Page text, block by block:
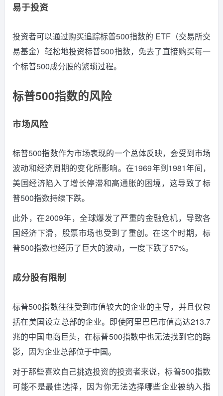
易于投资
投资者可以通过购买追踪标普500指数的 ETF（交易所交
易基金）轻松地投资标普500指数，免去了直接购买每一
个标普500成分股的繁琐过程。
标普500指数的风险
市场风险
标普500指数作为市场表现的一个总体反映，会受到市场
波动和经济周期的变化所影响。 在1969年到1981年间，
美国经济陷入了增长停滞和高通胀的困境，这导致了标
普500指数持续下跌。
此外，在2009年，全球爆发了严重的金融危机，导致各
国经济下滑，股票市场也受到了重创。在这个时期，标
普500指数也经历了巨大的波动，一度下跌了57%。
成分股有限制
标普500指数往往受到市值较大的企业的主导，并且仅包
括在美国设立总部的企业。 即使阿里巴巴市值高达213.7
兆的中国电商巨头，在标普500指数中也无法找到它的踪
影，因为企业总部位于中国。
对于那些喜欢自己挑选投资的投资者来说，标普500指数
可能不是最佳选择，因为你无法选择哪些企业被纳入指